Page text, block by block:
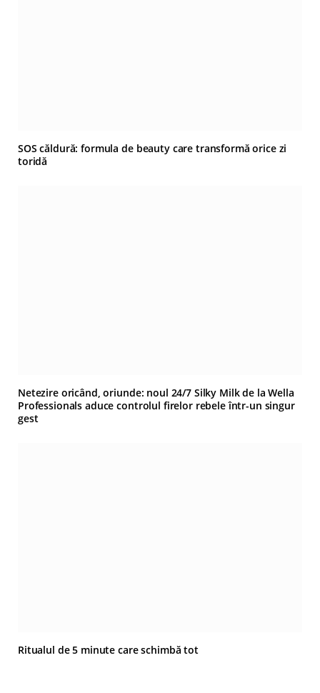
SOS căldură: formula de beauty care transformă orice zi
toridă
Netezire oricând, oriunde: noul 24/7 Silky Milk de la Wella
Professionals aduce controlul firelor rebele într-un singur
gest
Ritualul de 5 minute care schimbă tot